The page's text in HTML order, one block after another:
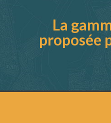
La
proposée